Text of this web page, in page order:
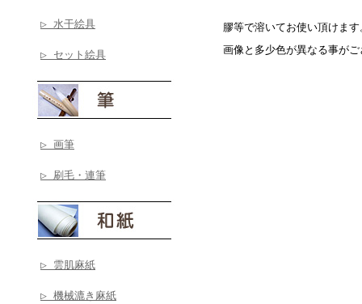
▷ 水干絵具
▷ セット絵具
▷ 画筆
▷ 刷毛・連筆
▷ 雲肌麻紙
▷ 機械漉き麻紙
膠等で溶いてお使い頂けま
画像と多少色が異なる事が